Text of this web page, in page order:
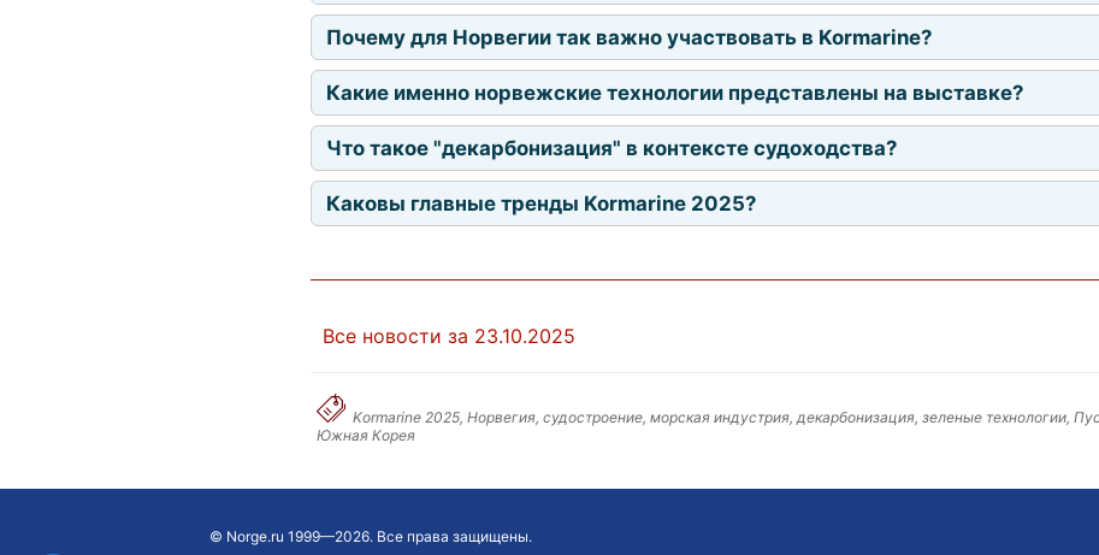
Почему для Норвегии так важно участвовать в Kormarine?
Какие именно норвежские технологии представлены на выставке?
Что такое "декарбонизация" в контексте судоходства?
Каковы главные тренды Kormarine 2025?
Все новости за 23.10.2025
Kormarine 2025, Норвегия, судостроение, морская индустрия, декарбонизация, зеленые технологии,
Южная Корея
© Norge.ru 1999—2026. Все права защищены.